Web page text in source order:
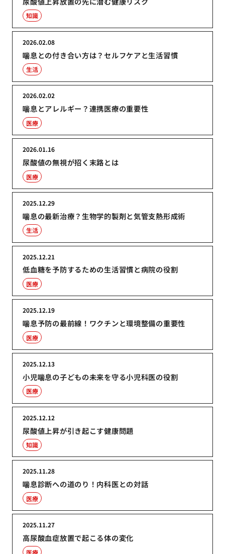
知識
喘息との付き合い方は？セルフケアと生活習慣
2026.02.08
生活
喘息とアレルギー？連携医療の重要性
2026.02.02
医療
尿酸値の無視が招く末路とは
2026.01.16
医療
喘息の最新治療？生物学的製剤と気管支熱形成術
2025.12.29
生活
低血糖を予防するための生活習慣と病院の役割
2025.12.21
医療
喘息予防の最前線！ワクチンと環境整備の重要性
2025.12.19
医療
小児喘息の子どもの未来を守る小児科医の役割
2025.12.13
医療
尿酸値上昇が引き起こす健康問題
2025.12.12
知識
喘息診断への道のり！内科医との対話
2025.11.28
医療
高尿酸血症放置で起こる体の変化
2025.11.27
医療